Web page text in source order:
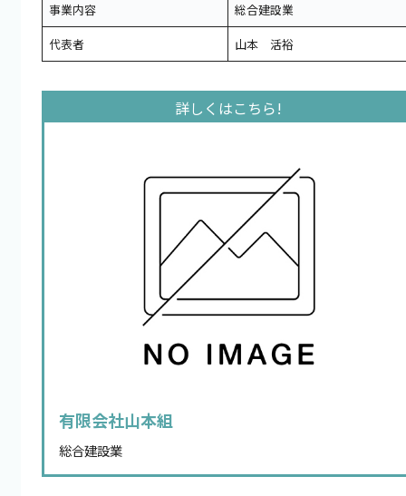
事業内容
総合建設業
代表者
山本 活裕
有限会社山本組
総合建設業